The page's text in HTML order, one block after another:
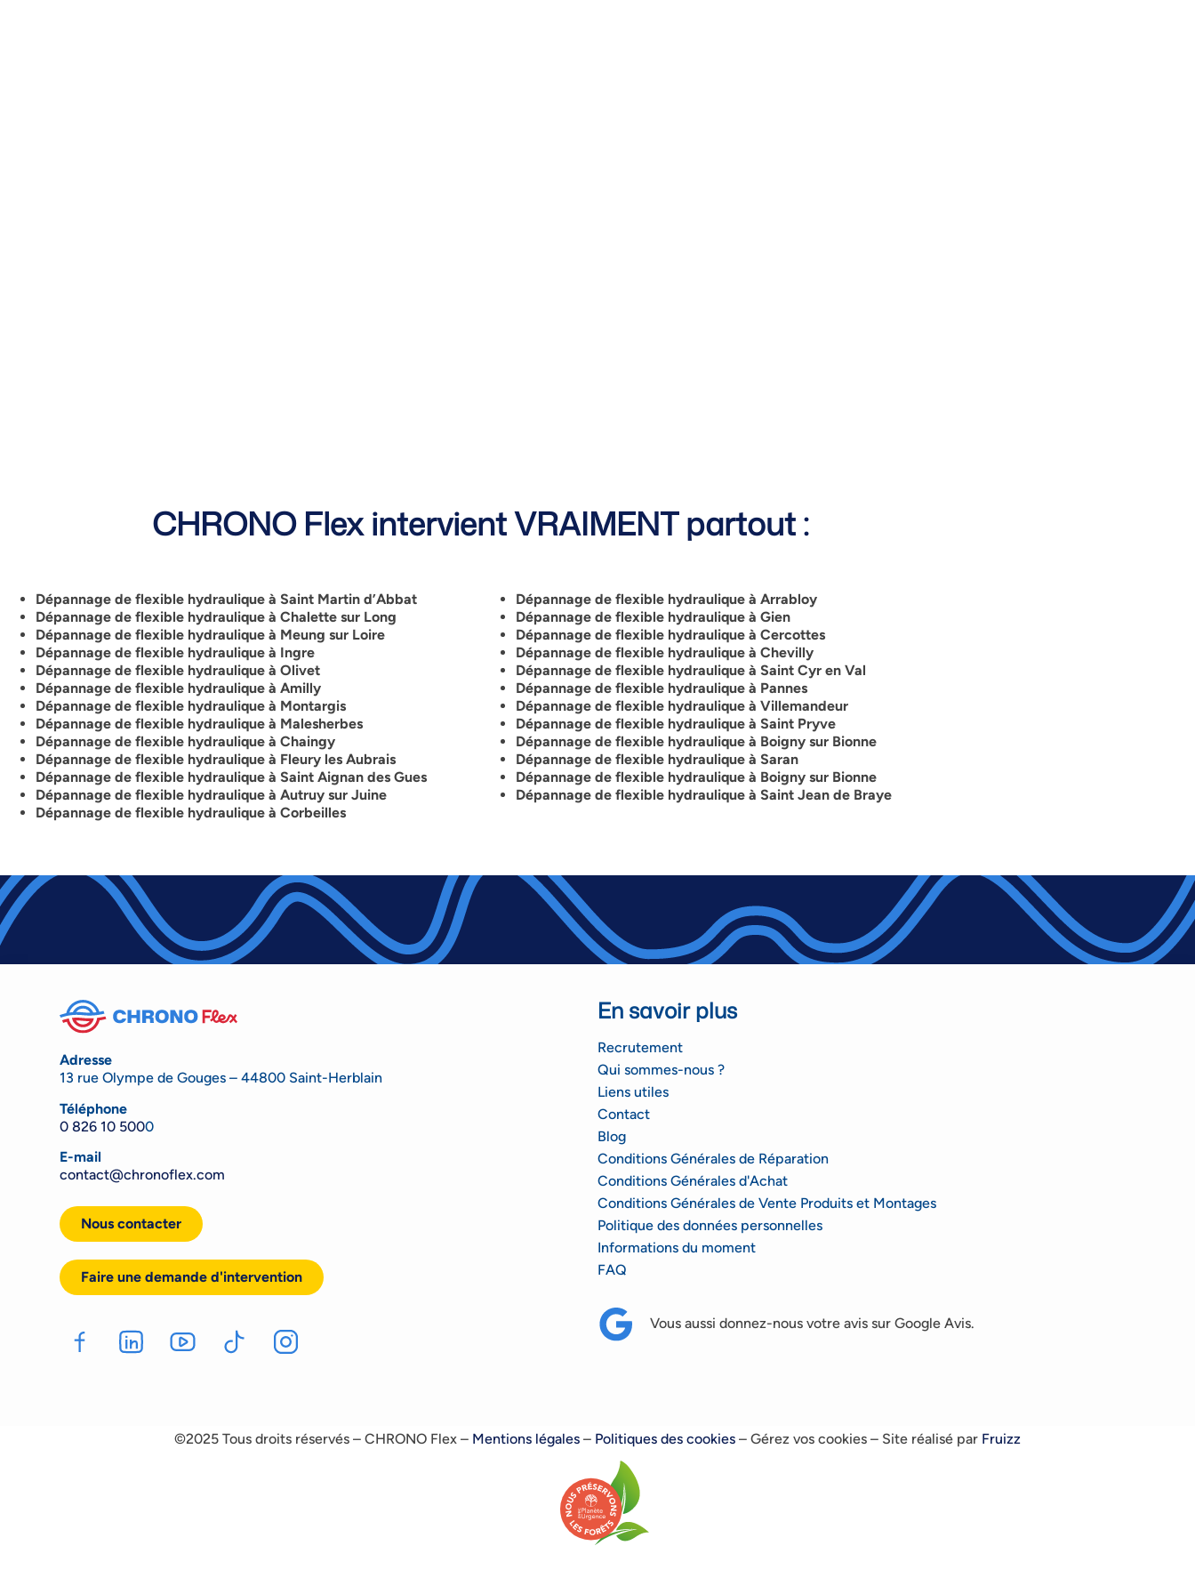
CHRONO Flex intervient VRAIMENT partout :
Dépannage de flexible hydraulique à Saint Martin d’Abbat
Dépannage de flexible hydraulique à Chalette sur Long
Dépannage de flexible hydraulique à Meung sur Loire
Dépannage de flexible hydraulique à Ingre
Dépannage de flexible hydraulique à Olivet
Dépannage de flexible hydraulique à Amilly
Dépannage de flexible hydraulique à Montargis
Dépannage de flexible hydraulique à Malesherbes
Dépannage de flexible hydraulique à Chaingy
Dépannage de flexible hydraulique à Fleury les Aubrais
Dépannage de flexible hydraulique à Saint Aignan des Gues
Dépannage de flexible hydraulique à Autruy sur Juine
Dépannage de flexible hydraulique à Corbeilles
Dépannage de flexible hydraulique à Arrabloy
Dépannage de flexible hydraulique à Gien
Dépannage de flexible hydraulique à Cercottes
Dépannage de flexible hydraulique à Chevilly
Dépannage de flexible hydraulique à Saint Cyr en Val
Dépannage de flexible hydraulique à Pannes
Dépannage de flexible hydraulique à Villemandeur
Dépannage de flexible hydraulique à Saint Pryve
Dépannage de flexible hydraulique à Boigny sur Bionne
Dépannage de flexible hydraulique à Saran
Dépannage de flexible hydraulique à Boigny sur Bionne
Dépannage de flexible hydraulique à Saint Jean de Braye
Adresse
13 rue Olympe de Gouges – 44800 Saint-Herblain
Téléphone
0 826 10 5000
E-mail
contact@chronoflex.com
Nous contacter
Faire une demande d'intervention
En savoir plus
Recrutement
Qui sommes-nous ?
Liens utiles
Contact
Blog
Conditions Générales de Réparation
Conditions Générales d'Achat
Conditions Générales de Vente Produits et Montages
Politique des données personnelles
Informations du moment
FAQ
Vous aussi donnez-nous votre avis sur Google Avis.
©2025 Tous droits réservés – CHRONO Flex – Mentions légales – Politiques des cookies – Gérez vos cookies – Site réalisé par Fruizz